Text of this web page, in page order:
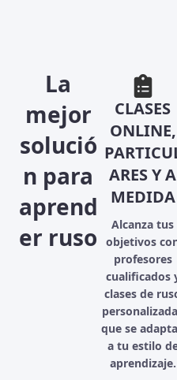
La
mejor
solució
n para
aprend
er ruso
CLASES
ONLINE,
ARES Y A
MEDIDA
Alcanza tus
objetivos
profesores
cualificados
clases de
que se
a tu estilo
aprendizaje.